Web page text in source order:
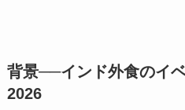
背景──インド外食のイ
2026